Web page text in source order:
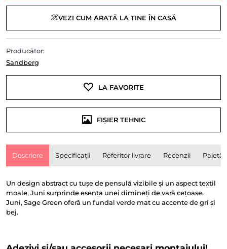
VEZI CUM ARATĂ LA TINE ÎN CASĂ
Producător:
Sandberg
LA FAVORITE
FIȘIER TEHNIC
Descriere Specificații Referitor livrare Recenzii Paletă
Un design abstract cu tușe de pensulă vizibile și un aspect textil
moale, Juni surprinde esența unei dimineți de vară cețoase.
Juni, Sage Green oferă un fundal verde mat cu accente de gri și
bej.